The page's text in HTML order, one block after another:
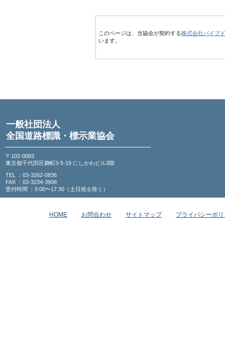
このページは、当協会が契約する株式会社パイプ
います。
一般社団法人
全国道路標識・標示業協会
〒102-0083
東京都千代田区麹町3-5-19 にしかわビル3階
TEL ：03-3262-0836
FAX ：03-3234-3908
受付時間 ：9:00〜17:30（土日祝を除く）
HOME お問合わせ サイトマップ プライバシーポ